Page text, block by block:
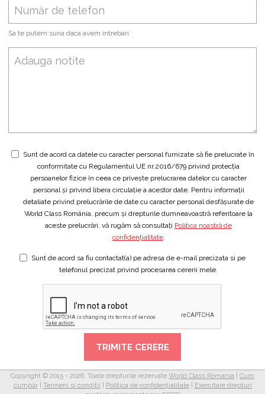
Sa te putem suna daca avem intrebari
Sunt de acord ca datele cu caracter personal furnizate să fie prelucrate în
conformitate cu Regulamentul UE nr.2016/679 privind protecția
persoanelor fizice în ceea ce privește prelucrarea datelor cu caracter
personal și privind libera circulație a acestor date. Pentru informații
detaliate privind prelucrările de date cu caracter personal desfășurate de
World Class România, precum și drepturile dumneavoastră referitoare la
aceste prelucrări, vă rugăm să consultați Politica noastră de
confidențialitate.
Sunt de acord sa fiu contactat(a) pe adresa de e-mail precizata si pe
telefonul precizat privind procesarea cererii mele.
TRIMITE CERERE
Copyright © 2015 - 2026. Toate drepturile rezervate World Class Romania | Cum
cumpăr| Termeni si conditii | Politica de confidențialitate| Exercitare drepturi